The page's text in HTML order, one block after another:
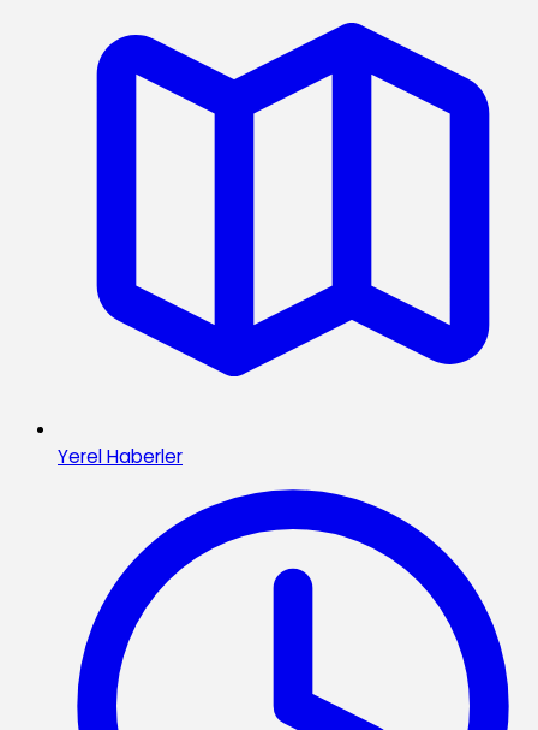
Yerel Haberler